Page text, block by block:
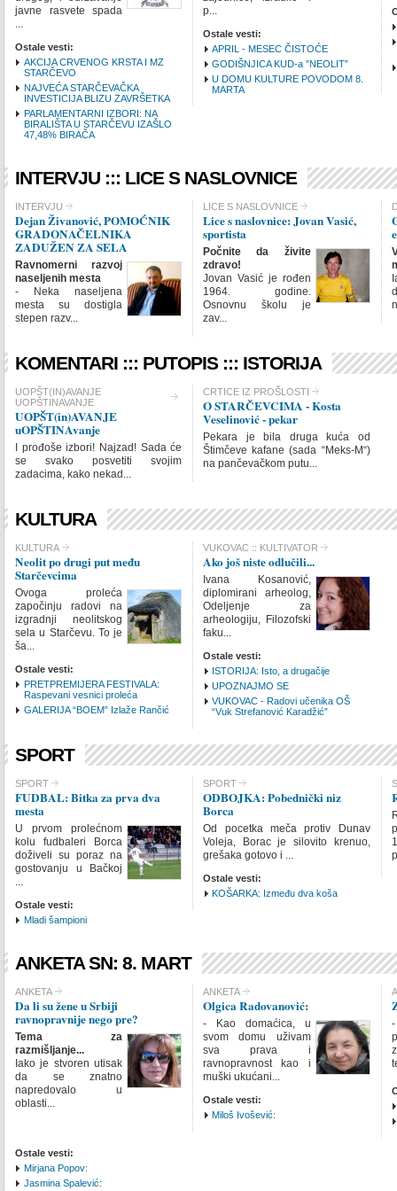
Show
javne rasvete spada
...
Ostale vesti:
AKCIJA CRVENOG KRSTA I MZ
STARČEVO
NAJVEĆA STARČEVAČKA
INVESTICIJA BLIZU ZAVRŠETKA
PARLAMENTARNI IZBORI: NA
BIRALIŠTA U STARČEVU IZAŠLO
47,48% BIRAČA
p...
Ostale vesti:
APRIL - MESEC ČISTOĆE
GODIŠNJICA KUD-a ”NEOLIT”
U DOMU KULTURE POVODOM 8.
MARTA
INTERVJU ::: LICE S NASLOVNICE
CHECK ALL
INTERVJU
LICE S NASLOVNICE
INTRO ITEMS
SHOW IMAGE Show
INTERVJU
Dejan Živanović, POMOĆNIK
GRADONAČELNIKA
ZADUŽEN ZA SELA
Ravnomerni razvoj
naseljenih mesta
- Neka naseljena
mesta su dostigla
stepen razv...
LICE S NASLOVNICE
Lice s naslovnice: Jovan Vasić,
sportista
Počnite da živite
zdravo!
Jovan Vasić je rođen
1964. godine.
Osnovnu školu je
zav...
KOMENTARI ::: PUTOPIS ::: ISTORIJA
CHECK ALL
UOPŠT(in)AVANJE
ISTORIJA
SHOW IMAGE Show
UOPŠT(IN)AVANJE
UOPŠTINAVANJE
UOPŠT(in)AVANJE
uOPŠTINAvanje
I prođoše izbori! Najzad! Sada će
se svako posvetiti svojim
zadacima, kako nekad...
CRTICE IZ PROŠLOSTI
O STARČEVCIMA - Kosta
Veselinović - pekar
Pekara je bila druga kuća od
Štimčeve kafane (sada “Meks-M“)
na pančevačkom putu...
KULTURA
CHECK ALL
KULTURA
VUKOVAC ::
INTRO ITEMS
KULTURA
Neolit po drugi put među
Starčevcima
Ovoga proleća
započinju radovi na
izgradnji neolitskog
sela u Starčevu. To je
ša...
Ostale vesti:
PRETPREMIJERA FESTIVALA:
Raspevani vesnici proleća
GALERIJA “BOEM” Izlaže Rančić
VUKOVAC :: KULTIVATOR
Ako još niste odlučili...
Ivana Kosanović,
diplomirani arheolog,
Odeljenje za
arheologiju, Filozofski
faku...
Ostale vesti:
ISTORIJA: Isto, a drugačije
UPOZNAJMO SE
VUKOVAC - Radovi učenika OŠ
“Vuk Strefanović Karadžić”
SPORT
SPORT
INTRO ITEMS
SPORT
FUDBAL: Bitka za prva dva
mesta
U prvom prolećnom
kolu fudbaleri Borca
doživeli su poraz na
gostovanju u Bačkoj
...
Ostale vesti:
Mladi šampioni
SPORT
ODBOJKA: Pobednički niz
Borca
Od pocetka meča protiv Dunav
Voleja, Borac je silovito krenuo,
grešaka gotovo i ...
Ostale vesti:
KOŠARKA: Između dva koša
ANKETA SN: 8. MART
ANKETA
ANKETA
INTRO ITEMS
ANKETA
Da li su žene u Srbiji
ravnopravnije nego pre?
Tema za
razmišljanje...
Iako je stvoren utisak
da se znatno
napredovalo u
oblasti...
Ostale vesti:
Mirjana Popov:
Jasmina Spalević:
ANKETA
Olgica Radovanović:
- Kao domaćica, u
svom domu uživam
sva prava i
ravnopravnost kao i
muški ukućani...
Ostale vesti:
Miloš Ivošević: